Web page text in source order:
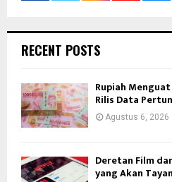
RECENT POSTS
Rupiah Menguat
Rilis Data
Agustus 6, 2026
Deretan Film
yang Akan